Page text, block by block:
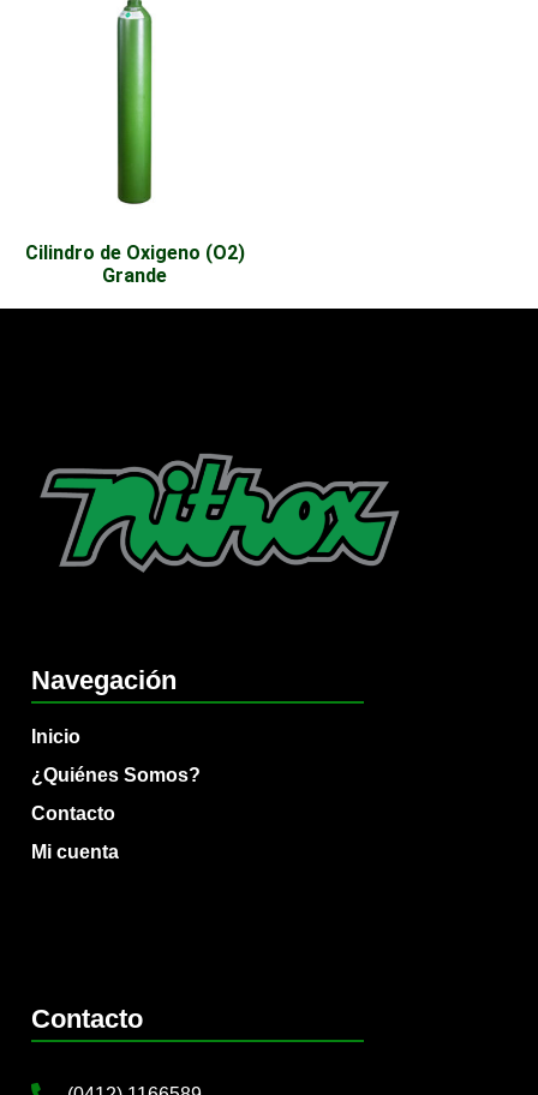
Cilindro de Oxigeno (O2)
Grande
Navegación
Inicio
¿Quiénes Somos?
Contacto
Mi cuenta
Contacto